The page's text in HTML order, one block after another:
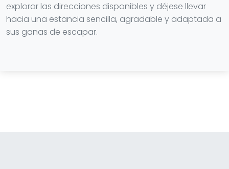
explorar las direcciones disponibles y déjese llevar
hacia una estancia sencilla, agradable y adaptada a
sus ganas de escapar.